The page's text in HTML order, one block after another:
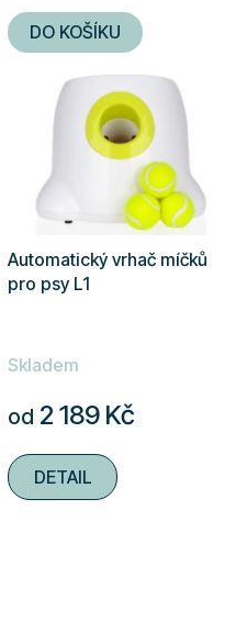
DO KOŠÍKU
Automatický vrhač míčků
pro psy L1
hodnocení
je
4,6
z
Skladem
od 2 189 Kč
DETAIL